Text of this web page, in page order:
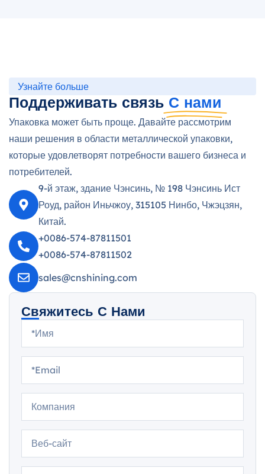
Узнайте больше
Поддерживать связь С нами
Упаковка может быть проще. Давайте рассмотрим
наши решения в области металлической упаковки,
которые удовлетворят потребности вашего бизнеса и
потребителей.
9-й этаж, здание Чэнсинь, № 198 Чэнсинь Ист
Роуд, район Иньчжоу, 315105 Нинбо, Чжэцзян,
Китай.
+0086-574-87811501
+0086-574-87811502
sales@cnshining.com
Свяжитесь С Нами